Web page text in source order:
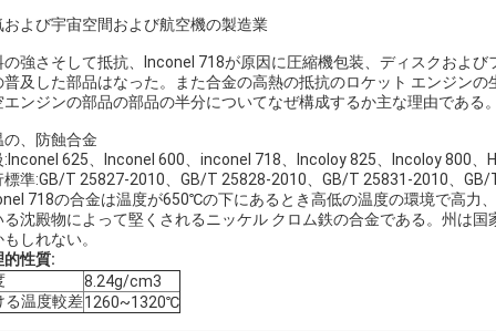
および宇宙空間および航空機の製造業
の強さそして抵抗、Inconel 718が原因に圧縮機包装、ディスクおよ
普及した部品はなった。また合金の高熱の抵抗のロケット エンジン
エンジンの部品の部品の半分についてなぜ構成するか主な理由である
の、防蝕合金
:Inconel 625、Inconel 600、inconel 718、Incoloy 825、Incoloy 800、
標準:GB/T 25827-2010、GB/T 25828-2010、GB/T 25831-2010、
718の合金は温度が650℃の下にあるとき高低の温度の環境で高力
る沈殿物によって堅くされるニッケル クロム鉄の合金である。州は
しれない。
的性質:
8.24g/cm3
る温度較差1260~1320℃